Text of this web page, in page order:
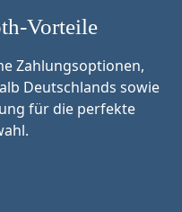
Vorteile
Zahlungsoptionen,
Deutschlands sowie
für die perfekte